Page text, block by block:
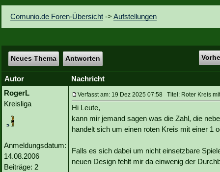
Vereinsdiskussion
Vereinsfragen
Comunio.de Foren-Übersicht ->Aufstellungen
Neues Thema Antworten
Autor
Nachricht
RogerL
Kreisliga
Anmeldungsdatum:
14.08.2006
Beiträge: 2
Verfasst am: 19 Dez 2025 07:58 Titel: Roter Kreis
Hi Leute,
kann mir jemand sagen was die Zahl, die
handelt sich um einen roten Kreis mit einer 1
Falls es sich dabei um nicht einsetzbare
neuen Design fehlt mir da einwenig der